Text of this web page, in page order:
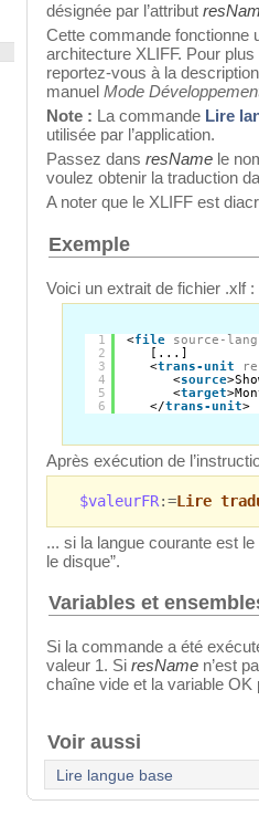
désignée par l’attribut
Cette commande fonctionne
architecture XLIFF. Pour
reportez-vous à la
manuel Mode
Note : La commande Lire
utilisée par l’application.
Passez dans resName le
voulez obtenir la traduction
A noter que le XLIFF est
Exemple
Voici un extrait de fichier .xlf :
1
2
3
4
5
6
<file
source-
[...]
<trans-unit
<source
<target
</trans-unit>
Après exécution de
$valeurFR:=Lire
... si la langue courante est
le disque”.
Variables et
Si la commande a été
valeur 1. Si resName n’est
chaîne vide et la variable OK
Voir aussi
Lire langue base